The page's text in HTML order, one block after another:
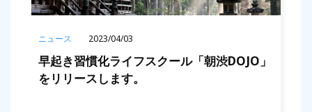
ニュース 2023/04/03
早起き習慣化ライフスクール「朝渋DOJO」
をリリースします。